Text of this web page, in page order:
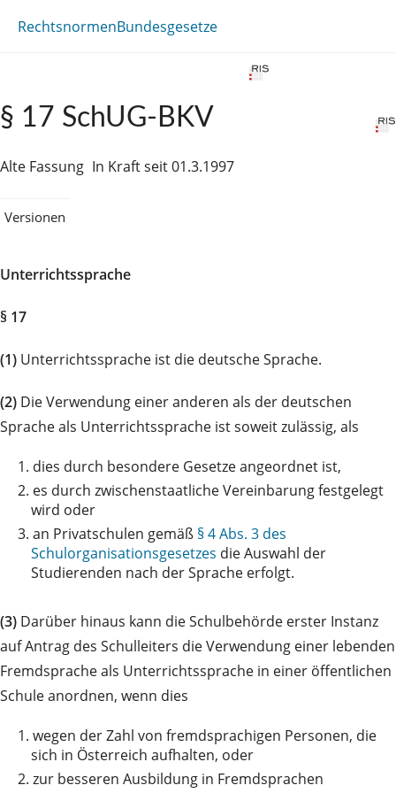
RechtsnormenBundesgesetze
§ 17 SchUG-BKV
Alte Fassung In Kraft seit 01.3.1997
Versionen
Unterrichtssprache
§ 17
(1) Unterrichtssprache ist die deutsche Sprache.
(2) Die Verwendung einer anderen als der deutschen
Sprache als Unterrichtssprache ist soweit zulässig, als
1. dies durch besondere Gesetze angeordnet ist,
2. es durch zwischenstaatliche Vereinbarung festgelegt
wird oder
3. an Privatschulen gemäß § 4 Abs. 3 des
Schulorganisationsgesetzes die Auswahl der
Studierenden nach der Sprache erfolgt.
(3) Darüber hinaus kann die Schulbehörde erster Instanz
auf Antrag des Schulleiters die Verwendung einer lebenden
Fremdsprache als Unterrichtssprache in einer öffentlichen
Schule anordnen, wenn dies
1. wegen der Zahl von fremdsprachigen Personen, die
sich in Österreich aufhalten, oder
2. zur besseren Ausbildung in Fremdsprachen